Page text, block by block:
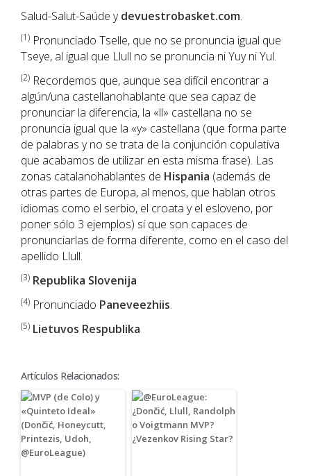
Salud-Salut-Saúde ydevuestrobasket.com.
(1) Pronunciado Tselle, que no se pronuncia igual que
Tseye, al igual que Llull no se pronuncia ni Yuy ni Yul.
(2) Recordemos que, aunque sea difícil encontrar a
algún/una castellanohablante que sea capaz de
pronunciar la diferencia, la «ll» castellana no se
pronuncia igual que la «y» castellana (que forma parte
de palabras y no se trata de la conjunción copulativa
que acabamos de utilizar en esta misma frase). Las
zonas catalanohablantes de Hispania (además de
otras partes de Europa, al menos, que hablan otros
idiomas como el serbio, el croata y el esloveno, por
poner sólo 3 ejemplos) sí que son capaces de
pronunciarlas de forma diferente, como en el caso del
apellido Llull.
(3) Republika Slovenija
(4) Pronunciado Paneveezhiis.
(5) Lietuvos Respublika
Artículos Relacionados: